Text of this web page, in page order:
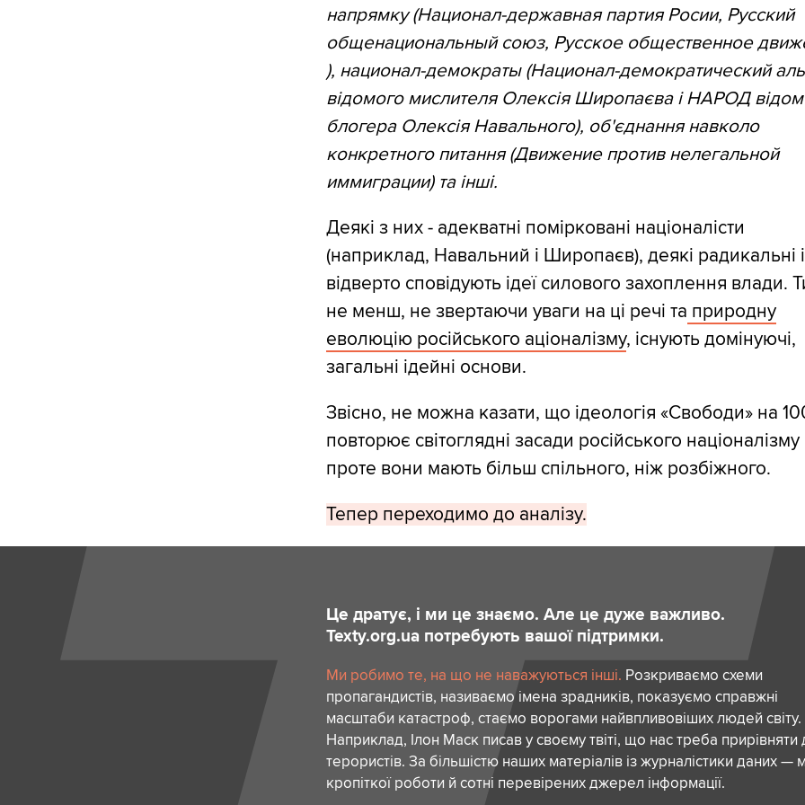
напрямку (Национал-державная партия Росии, Русский
общенациональный союз, Русское общественное
), национал-демократы (Национал-демократический
відомого мислителя Олексія Широпаєва і НАРОД
блогера Олексія Навального), об'єднання навколо
конкретного питання (Движение против нелегальной
иммиграции) та інші.
Деякі з них - адекватні помірковані націоналісти
(наприклад, Навальний і Широпаєв), деякі радикальні і
відверто сповідують ідеї силового захоплення влади.
не менш, не звертаючи уваги на ці речі та природну
еволюцію російського аціоналізму, існують домінуючі,
загальні ідейні основи.
Звісно, не можна казати, що ідеологія «Свободи» на
повторює світоглядні засади російського націоналізму
проте вони мають більш спільного, ніж розбіжного.
Тепер переходимо до аналізу.
Це дратує, і ми це знаємо. Але це дуже важливо.
Texty.org.ua потребують вашої підтримки.
Ми робимо те, на що не наважуються інші. Розкриваємо схеми
пропагандистів, називаємо імена зрадників, показуємо справжні
масштаби катастроф, стаємо ворогами найвпливовіших людей світу.
Наприклад, Ілон Маск писав у своєму твіті, що нас треба прирівняти
терористів. За більшістю наших матеріалів із журналістики даних —
кропіткої роботи й сотні перевірених джерел інформації.